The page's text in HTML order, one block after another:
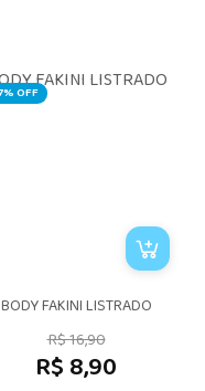
OFF
BODY FAKINI LISTRADO
R$ 16,90
R$ 8,90